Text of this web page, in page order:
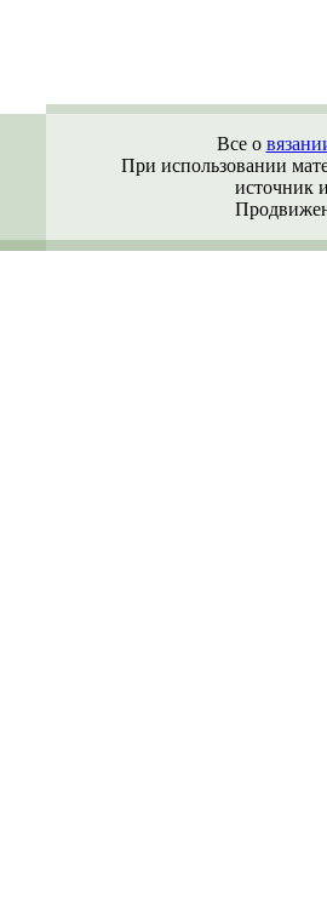
Все о
При использовании
источник